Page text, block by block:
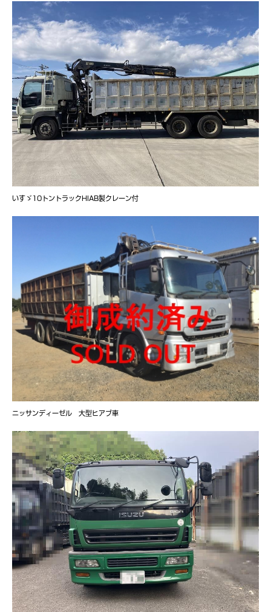
いすゞ10トントラックHIAB製クレーン付
ニッサンディーゼル 大型ヒアブ車